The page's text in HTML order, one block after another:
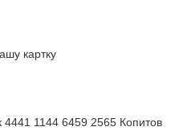
картку
1144 6459 2565 Копитов